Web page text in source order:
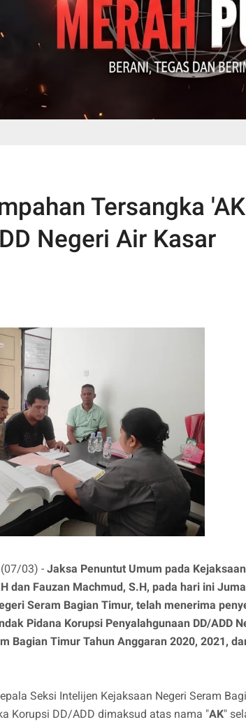
Tersangka
Negeri Air Kasar
(07/03) - Jaksa Penuntut Umum pada
dan Fauzan Machmud, S.H, pada hari ini
Seram Bagian Timur, telah menerima
Pidana Korupsi Penyalahgunaan DD/ADD
Bagian Timur Tahun Anggaran 2020, 2021,
Seksi Intelijen Kejaksaan Negeri Seram
Korupsi DD/ADD dimaksud atas nama "AK"